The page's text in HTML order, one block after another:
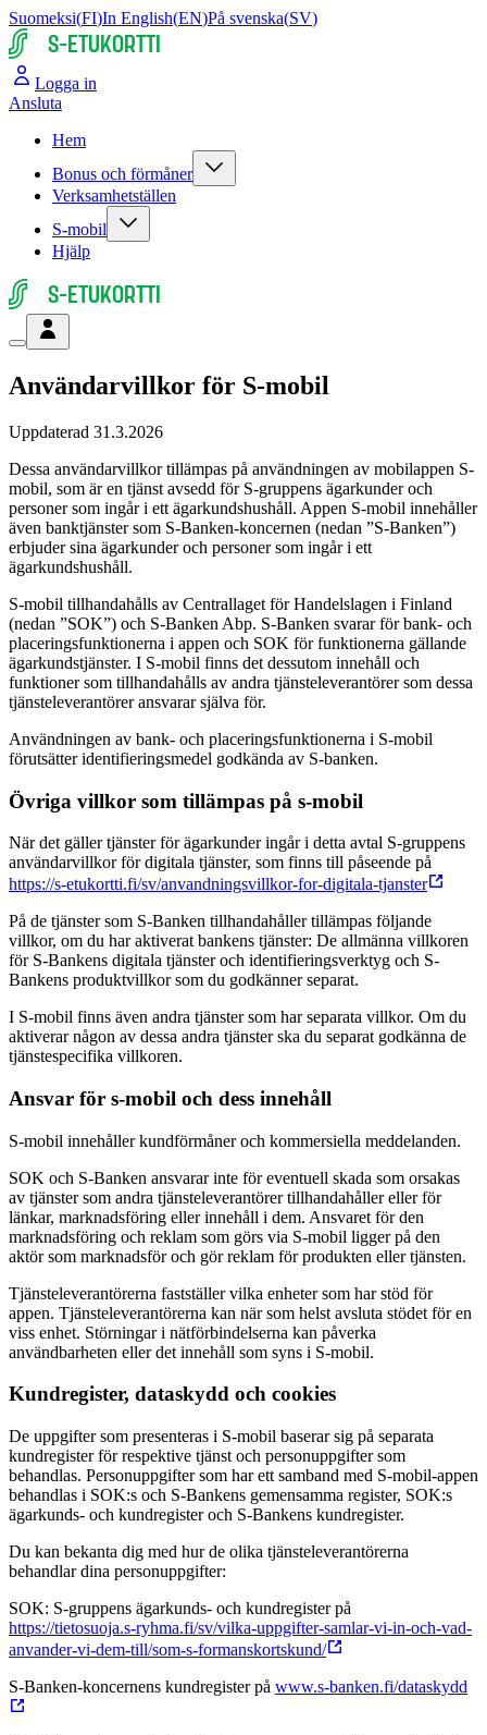
Suomeksi(FI)In English(EN)På svenska(SV)
S-ETUKORTTI
Logga in
Ansluta
Hem
Bonus och förmåner
Verksamhetställen
S-mobil
Hjälp
S-ETUKORTTI
Användarvillkor för S-mobil
Uppdaterad 31.3.2026
Dessa användarvillkor tillämpas på användningen av mobilappen S-
mobil, som är en tjänst avsedd för S-gruppens ägarkunder och
personer som ingår i ett ägarkundshushåll. Appen S-mobil innehåller
även banktjänster som S-Banken-koncernen (nedan ”S-Banken”)
erbjuder sina ägarkunder och personer som ingår i ett
ägarkundshushåll.
S-mobil tillhandahålls av Centrallaget för Handelslagen i Finland
(nedan ”SOK”) och S-Banken Abp. S-Banken svarar för bank- och
placeringsfunktionerna i appen och SOK för funktionerna gällande
ägarkundstjänster. I S-mobil finns det dessutom innehåll och
funktioner som tillhandahålls av andra tjänsteleverantörer som dessa
tjänsteleverantörer ansvarar själva för.
Användningen av bank- och placeringsfunktionerna i S-mobil
förutsätter identifieringsmedel godkända av S-banken.
Övriga villkor som tillämpas på s-mobil
När det gäller tjänster för ägarkunder ingår i detta avtal S-gruppens
användarvillkor för digitala tjänster, som finns till påseende på
https://s-etukortti.fi/sv/anvandningsvillkor-for-digitala-tjanster
På de tjänster som S-Banken tillhandahåller tillämpas följande
villkor, om du har aktiverat bankens tjänster: De allmänna villkoren
för S-Bankens digitala tjänster och identifieringsverktyg och S-
Bankens produktvillkor som du godkänner separat.
I S-mobil finns även andra tjänster som har separata villkor. Om du
aktiverar någon av dessa andra tjänster ska du separat godkänna de
tjänstespecifika villkoren.
Ansvar för s-mobil och dess innehåll
S-mobil innehåller kundförmåner och kommersiella meddelanden.
SOK och S-Banken ansvarar inte för eventuell skada som orsakas
av tjänster som andra tjänsteleverantörer tillhandahåller eller för
länkar, marknadsföring eller innehåll i dem. Ansvaret för den
marknadsföring och reklam som görs via S-mobil ligger på den
aktör som marknadsför och gör reklam för produkten eller tjänsten.
Tjänsteleverantörerna fastställer vilka enheter som har stöd för
appen. Tjänsteleverantörerna kan när som helst avsluta stödet för en
viss enhet. Störningar i nätförbindelserna kan påverka
användbarheten eller det innehåll som syns i S-mobil.
Kundregister, dataskydd och cookies
De uppgifter som presenteras i S-mobil baserar sig på separata
kundregister för respektive tjänst och personuppgifter som
behandlas. Personuppgifter som har ett samband med S-mobil-appen
behandlas i SOK:s och S-Bankens gemensamma register, SOK:s
ägarkunds- och kundregister och S-Bankens kundregister.
Du kan bekanta dig med hur de olika tjänsteleverantörerna
behandlar dina personuppgifter:
SOK: S-gruppens ägarkunds- och kundregister på
https://tietosuoja.s-ryhma.fi/sv/vilka-uppgifter-samlar-vi-in-och-vad-
anvander-vi-dem-till/som-s-formanskortskund/
S-Banken-koncernens kundregister på www.s-banken.fi/dataskydd